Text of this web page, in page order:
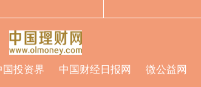
国投资界 中国财经日报网 微公益网